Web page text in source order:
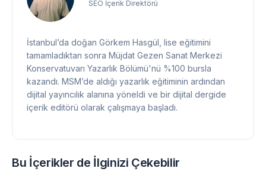
SEO İçerik Direktörü
İstanbul’da doğan Görkem Hasgül, lise eğitimini
tamamladıktan sonra Müjdat Gezen Sanat Merkezi
Konservatuvarı Yazarlık Bölümü'nü %100 bursla
kazandı. MSM’de aldığı yazarlık eğitiminin ardından
dijital yayıncılık alanına yöneldi ve bir dijital dergide
içerik editörü olarak çalışmaya başladı.
eden Hasgül, Türkiye’nin önde gelen reklam
ajanslarından birinde reklam yazarı olarak görev aldı.
Bu dönemde farklı ajanslarda metin yazarlığı
Bu İçerikler de İlginizi Çekebilir